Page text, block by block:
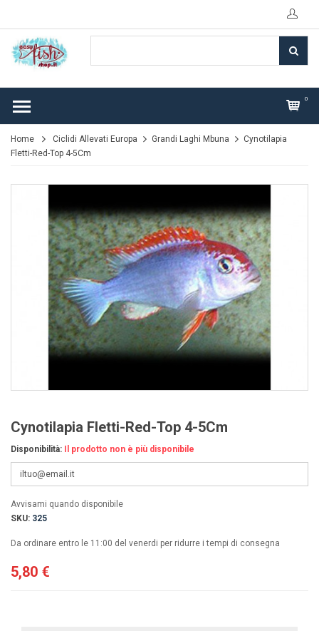
0
Home Ciclidi Allevati Europa Grandi Laghi Mbuna
Cynotilapia
Fletti-Red-Top 4-5Cm
Cynotilapia Fletti-Red-Top 4-5Cm
Disponibilità: Il prodotto non è più disponibile
Avvisami quando disponibile
SKU: 325
Da ordinare entro le 11:00 del venerdi per ridurre i tempi di consegna
5,80 €